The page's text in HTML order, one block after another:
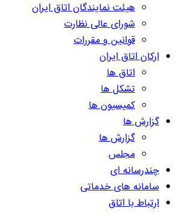
هیئت نمایندگان اتاق ایران
شورای عالی نظارت
قوانین و مقررات
ارکان اتاق ایران
اتاق ها
تشکل ها
کمیسیون ها
گزارش ها
گزارش ها
مجلس
چندرسانه ای
سامانه های خدماتی
ارتباط با اتاق